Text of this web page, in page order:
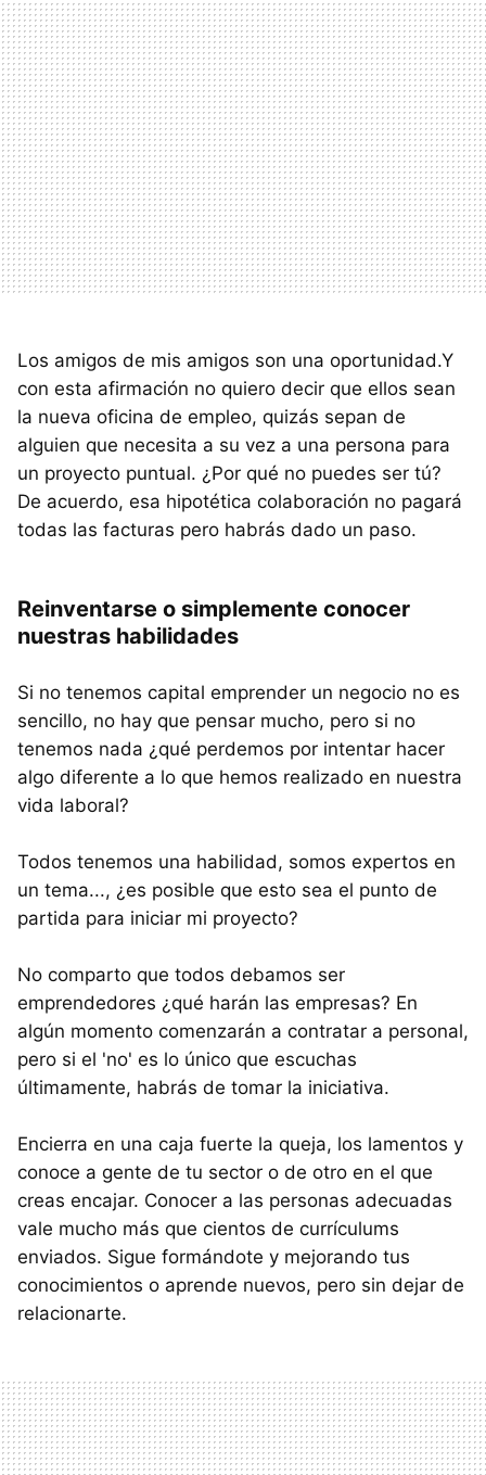
Los amigos de mis amigos son una oportunidad.Y
con esta afirmación no quiero decir que ellos sean
la nueva oficina de empleo, quizás sepan de
alguien que necesita a su vez a una persona para
un proyecto puntual. ¿Por qué no puedes ser tú?
De acuerdo, esa hipotética colaboración no pagará
todas las facturas pero habrás dado un paso.
Reinventarse o simplemente conocer
nuestras habilidades
Si no tenemos capital emprender un negocio no es
sencillo, no hay que pensar mucho, pero si no
tenemos nada ¿qué perdemos por intentar hacer
algo diferente a lo que hemos realizado en nuestra
vida laboral?
Todos tenemos una habilidad, somos expertos en
un tema..., ¿es posible que esto sea el punto de
partida para iniciar mi proyecto?
No comparto que todos debamos ser
emprendedores ¿qué harán las empresas? En
algún momento comenzarán a contratar a personal,
pero si el 'no' es lo único que escuchas
últimamente, habrás de tomar la iniciativa.
Encierra en una caja fuerte la queja, los lamentos y
conoce a gente de tu sector o de otro en el que
creas encajar. Conocer a las personas adecuadas
vale mucho más que cientos de currículums
enviados. Sigue formándote y mejorando tus
conocimientos o aprende nuevos, pero sin dejar de
relacionarte.